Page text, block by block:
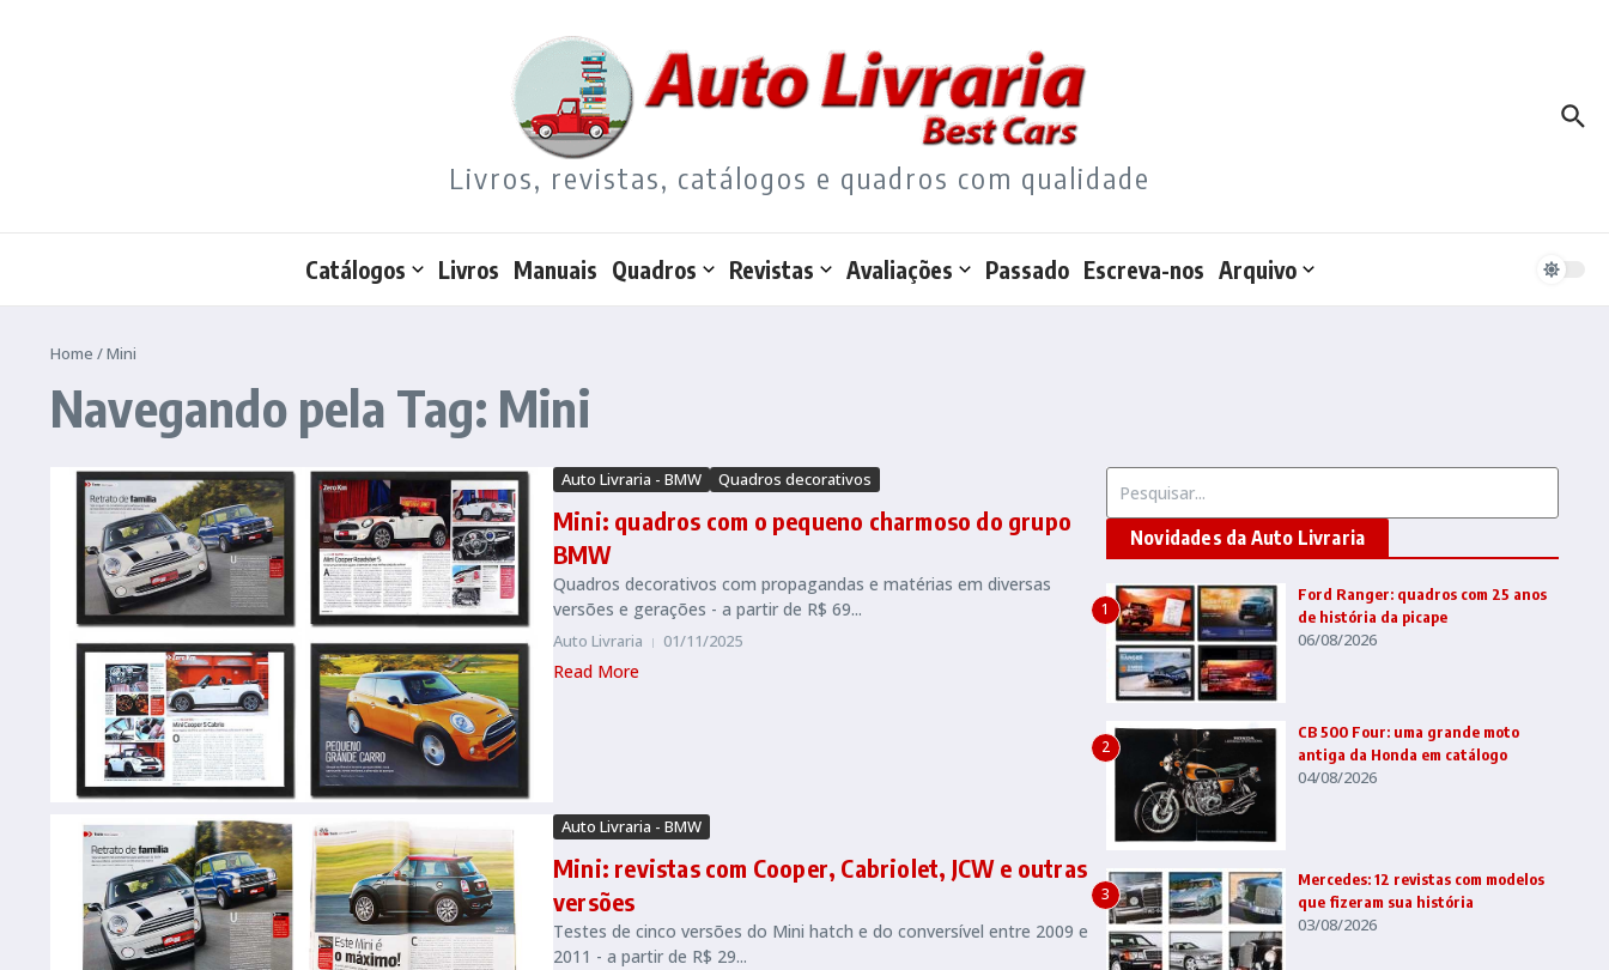
Livros, revistas, catálogos e quadros com qualidade
Catálogos Livros Manuais Quadros Revistas Avaliações Passado Escreva-nos Arquivo
Home /Mini
Navegando pela Tag: Mini
Auto Livraria - BMW Quadros decorativos
Mini: quadros com o pequeno charmoso do grupo
BMW
Quadros decorativos com propagandas e matérias em diversas
versões e gerações - a partir de R$ 69...
Auto Livraria 01/11/2025
Read More
Auto Livraria - BMW
Mini: revistas com Cooper, Cabriolet, JCW e outras
versões
Testes de cinco versões do Mini hatch e do conversível entre 2009 e
2011 - a partir de R$ 29...
Novidades da Auto Livraria
1
Ford Ranger: quadros com 25 anos
de história da picape
06/08/2026
2
CB 500 Four: uma grande moto
antiga da Honda em catálogo
04/08/2026
3
Mercedes: 12 revistas com modelos
que fizeram sua história
03/08/2026